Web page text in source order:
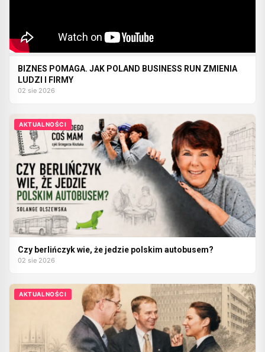
BIZNES POMAGA. JAK POLAND BUSINESS RUN ZMIENIA
LUDZI I FIRMY
02 sie 2026
AKTUALNOŚCI
Czy berlińczyk wie, że jedzie polskim autobusem?
02 sie 2026
AKTUALNOŚCI